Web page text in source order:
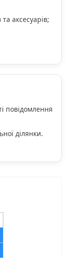
аксесуарів;
повідомлення
ділянки.